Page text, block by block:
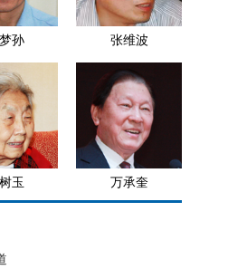
孙 张维波
玉 万承奎